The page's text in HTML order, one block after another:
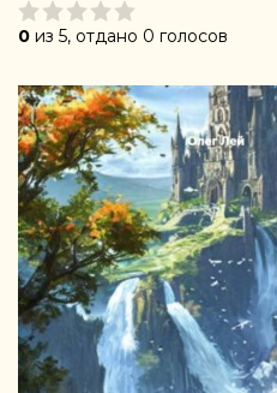
0 из 5, отдано 0 голосов